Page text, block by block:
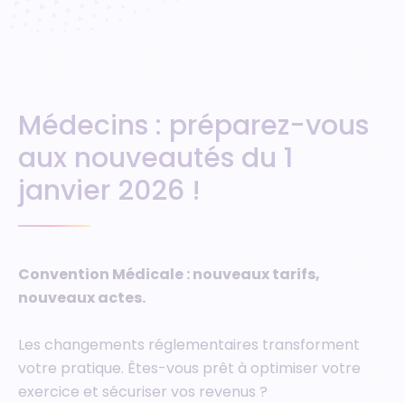
Médecins : préparez-vous
aux nouveautés du 1
janvier 2026 !
Convention Médicale : nouveaux tarifs,
nouveaux actes.
Les changements réglementaires transforment
votre pratique. Êtes-vous prêt à optimiser votre
exercice et sécuriser vos revenus ?